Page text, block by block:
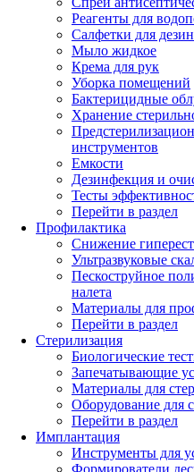
Реагенты для
Салфетки для
Мыло жидкое
Крема для рук
Уборка помещений
Бактерицидные
Хранение
инструментов
Емкости
Дезинфекция и
Тесты
Перейти в раздел
Профилактика
Снижение
Ультразвуковые
Пескоструйное
налета
Материалы для
Перейти в раздел
Стерилизация
Биологические
Запечатывающие
Материалы для
Оборудование для
Перейти в раздел
Имплантация
Инструменты для
Формирователи